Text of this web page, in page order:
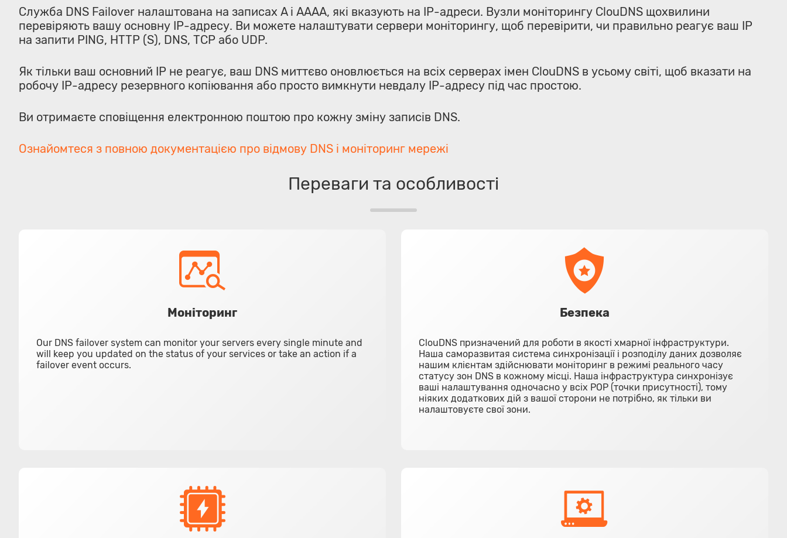
Служба DNS Failover налаштована на записах A і AAAA, які вказують на IP-адреси. Вузли моніторингу ClouDNS щохвилини
перевіряють вашу основну IP-адресу. Ви можете налаштувати сервери моніторингу, щоб перевірити, чи правильно реагує ваш IP
на запити PING, HTTP (S), DNS, TCP або UDP.
Як тільки ваш основний IP не реагує, ваш DNS миттєво оновлюється на всіх серверах імен ClouDNS в усьому світі, щоб вказати на
робочу IP-адресу резервного копіювання або просто вимкнути невдалу IP-адресу під час простою.
Ви отримаєте сповіщення електронною поштою про кожну зміну записів DNS.
Ознайомтеся з повною документацією про відмову DNS і моніторинг мережі
Переваги та особливості
Моніторинг
Our DNS failover system can monitor your servers every single minute and
will keep you updated on the status of your services or take an action if a
failover event occurs.
Безпека
ClouDNS призначений для роботи в якості хмарної інфраструктури.
Наша саморазвитая система синхронізації і розподілу даних дозволяє
нашим клієнтам здійснювати моніторинг в режимі реального часу
статусу зон DNS в кожному місці. Наша інфраструктура синхронізує
ваші налаштування одночасно у всіх POP (точки присутності), тому
ніяких додаткових дій з вашої сторони не потрібно, як тільки ви
налаштовуєте свої зони.